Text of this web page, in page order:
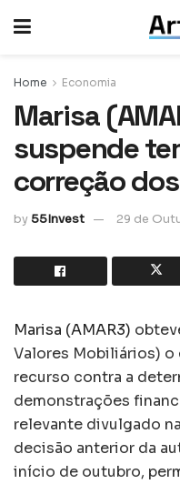
Home Economia
Marisa
suspende
correção
by 55Invest 29 de
Marisa (AMAR3)
Valores Mobiliários)
recurso contra a
demonstrações
relevante divulgado
decisão anterior da
início de outubro,